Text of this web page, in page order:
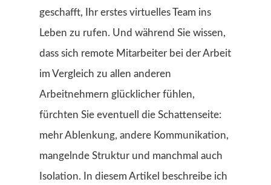
geschafft, Ihr erstes virtuelles Team ins
Leben zu rufen. Und während Sie wissen,
dass sich remote Mitarbeiter bei der Arbeit
im Vergleich zu allen anderen
Arbeitnehmern glücklicher fühlen,
fürchten Sie eventuell die Schattenseite:
mehr Ablenkung, andere Kommunikation,
mangelnde Struktur und manchmal auch
Isolation. In diesem Artikel beschreibe ich